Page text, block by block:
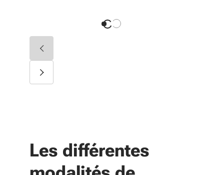
Diapositive précédente
Diapositive suivante
Les différentes